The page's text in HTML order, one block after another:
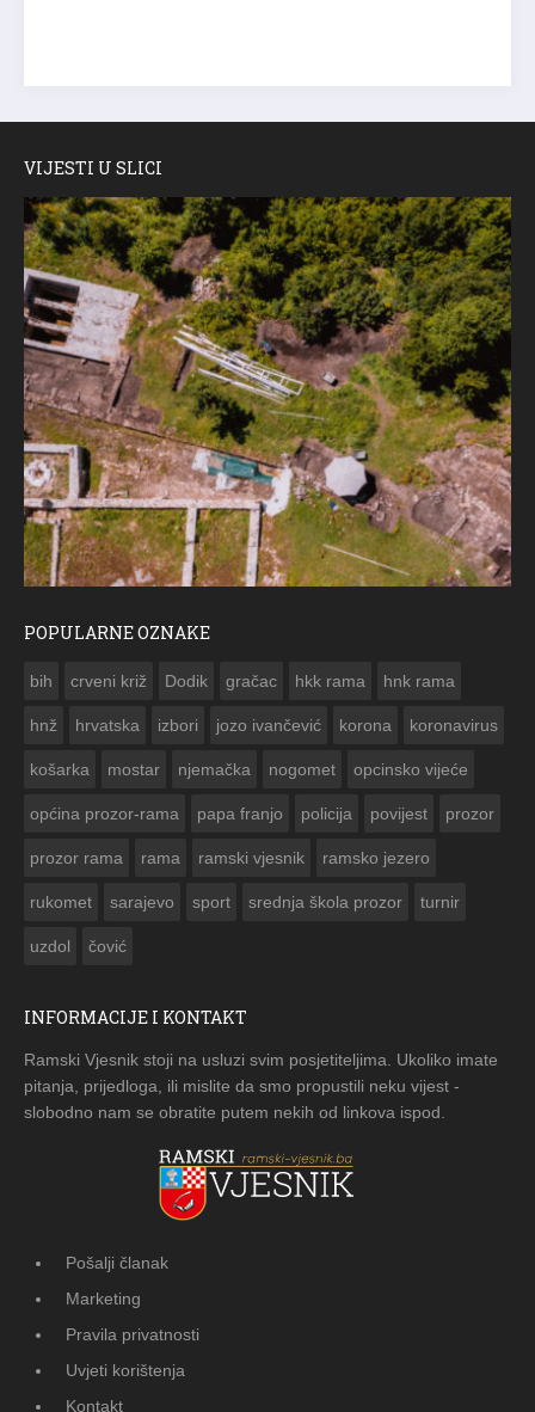
VIJESTI U SLICI
POPULARNE OZNAKE
bih crveni križ Dodik gračac hkk rama hnk rama
hnž hrvatska izbori jozo ivančević korona koronavirus
košarka mostar njemačka nogomet opcinsko vijeće
općina prozor-rama papa franjo policija povijest prozor
prozor rama rama ramski vjesnik ramsko jezero
rukomet sarajevo sport srednja škola prozor turnir
uzdol čović
INFORMACIJE I KONTAKT
Ramski Vjesnik stoji na usluzi svim posjetiteljima. Ukoliko imate
pitanja, prijedloga, ili mislite da smo propustili neku vijest -
slobodno nam se obratite putem nekih od linkova ispod.
Pošalji članak
Marketing
Pravila privatnosti
Uvjeti korištenja
Kontakt